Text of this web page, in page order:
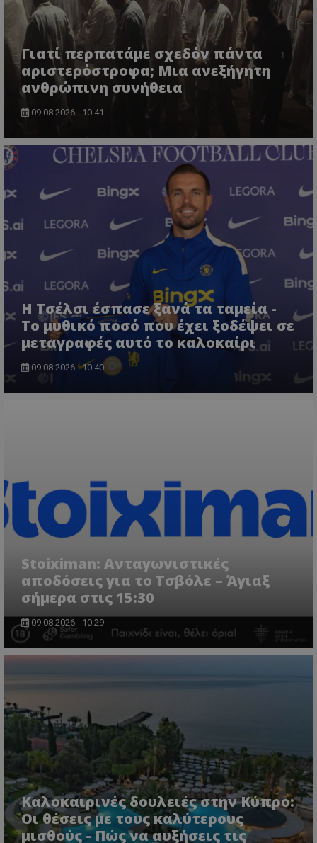
Γιατί περπατάμε σχεδόν πάντα
αριστερόστροφα; Μια ανεξήγητη
ανθρώπινη συνήθεια
09.08.2026 - 10:41
Η Τσέλσι έσπασε ξανά τα ταμεία -
Το μυθικό ποσό που έχει ξοδέψει σε
μεταγραφές αυτό το καλοκαίρι
09.08.2026 - 10:40
Stoiximan: Ανταγωνιστικές
αποδόσεις για το Τσβόλε – Άγιαξ
σήμερα στις 15:30
09.08.2026 - 10:29
Καλοκαιρινές δουλειές στην Κύπρο:
Οι θέσεις με τους καλύτερους
μισθούς - Πώς να αυξήσεις τις